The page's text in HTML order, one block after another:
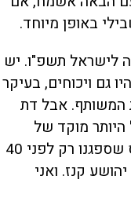
באופן מיוחד.
לישראל תשפ"ו. יש
גם ויכוחים, בעיקר
המשותף. אבל דת
היותר מוקד של
סקרנות. כמעט שאתה שוכח את היחס שספגנו רק לפני 40
יהושע קנז. ואני